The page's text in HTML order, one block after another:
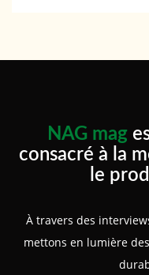
NAG mag
consacré à la
le
À travers des
mettons en lumière